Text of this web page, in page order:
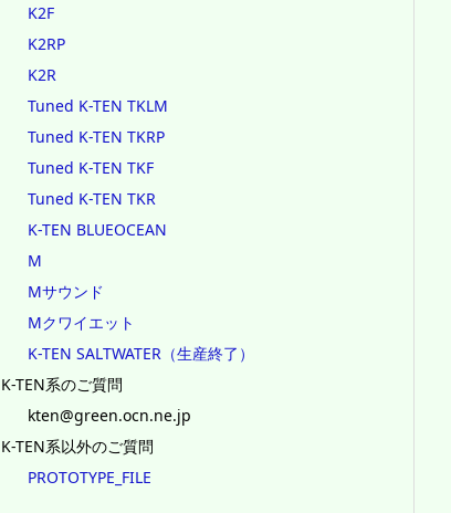
K2F
K2RP
K2R
Tuned K-TEN TKLM
Tuned K-TEN TKRP
Tuned K-TEN TKF
Tuned K-TEN TKR
K-TEN BLUEOCEAN
M
Mサウンド
Mクワイエット
K-TEN SALTWATER（生産終了）
K-TEN系のご質問
kten@green.ocn.ne.jp
K-TEN系以外のご質問
PROTOTYPE_FILE